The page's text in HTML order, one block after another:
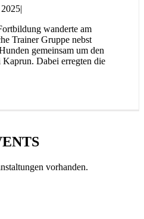
|
wanderte am
Trainer Gruppe nebst
gemeinsam um den
Dabei erregten die
vorhanden.